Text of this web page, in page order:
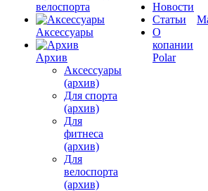
велоспорта
Аксессуары
Архив
Аксессуары
(архив)
Для спорта
(архив)
Для
фитнеса
(архив)
Для
велоспорта
(архив)
Новости
Статьи
О
копании
Polar